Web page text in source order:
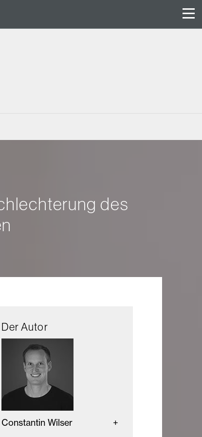
des
Der Autor
Constantin Wilser